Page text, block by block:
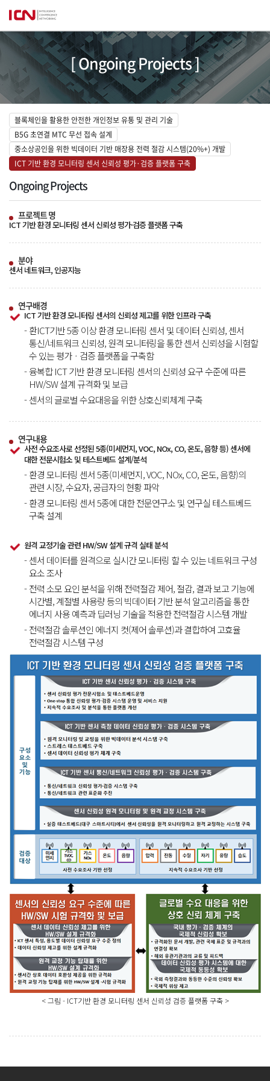
[ Ongoing Projects ]
블록체인을 활용한 안전한 개인정보 유통 및 관리 기술
B5G 초연결 MTC 무선 접속 설계
중소상공인을 위한 빅데이터 기반 매장용 전력 절감 시스템(20%+) 개발
ICT 기반 환경 모니터링 센서 신뢰성 평가·검증 플랫폼 구축
Ongoing Projects
프로젝트 명
ICT 기반 환경 모니터링 센서 신뢰성 평가·검증 플랫폼 구축
분야
센서 네트워크, 인공지능
연구배경
ICT 기반 환경 모니터링 센서의 신뢰성 제고를 위한 인프라 구축
- 환ICT기반 5종 이상 환경 모니터링 센서 및 데이터 신뢰성, 센서
통신/네트워크 신뢰성, 원격 모니터링을 통한 센서 신뢰성을 시험할
수 있는 평가ㆍ검증 플랫폼을 구축함
-융복합 ICT 기반 환경 모니터링 센서의 신뢰성 요구 수준에 따른
HW/SW 설계 규격화 및 보급
- 센서의 글로벌 수요대응을 위한 상호신뢰체계 구축
연구내용
사전 수요조사로 선정된 5종(미세먼지, VOC, NOx, CO, 온도, 음향 등) 센서에
대한 전문시험소 및 테스트베드 설계/분석
- 환경 모니터링 센서 5종(미세먼지, VOC, NOx, CO, 온도, 음향)의
관련 시장, 수요자, 공급자의 현황 파악
- 환경 모니터링 센서 5종에 대한 전문연구소 및 연구실 테스트베드
구축 설계
원격 교정기술 관련 HW/SW 설계 규격 실태 분석
- 센서 데이터를 원격으로 실시간 모니터링 할 수 있는 네트워크 구성
요소 조사
- 전력 소모 요인 분석을 위해 전력절감 제어, 절감, 결과 보고 기능에
시간별, 계절별 사용량 등의 빅데이터 기반 분석 알고리즘을 통한
에너지 사용 예측과 딥러닝 기술을 적용한 전력절감 시스템 개발
- 전력절감 솔루션인 에너지 컷(제어 솔루션)과 결합하여 고효율
전력절감 시스템 구성
< 그림 - ICT기반 환경 모니터링 센서 신뢰성 검증 플랫폼 구축 >